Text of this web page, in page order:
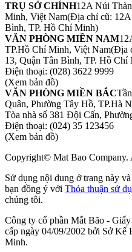
TRỤ SỞ CHÍNH12A Núi
Minh, Việt Nam(Địa chỉ cũ: 12A
Bình, TP. Hồ Chí Minh)
VĂN PHÒNG MIỀN NAM
TP.Hồ Chí Minh, Việt Nam(Địa
13, Quận Tân Bình, TP. Hồ Chí
Điện thoại: (028) 3622 9999
(Xem bản đồ)
VĂN PHÒNG MIỀN BẮC
Quân, Phường Tây Hồ, TP.Hà
Tòa nhà số 381 Đội Cấn,
Điện thoại: (024) 35 123456
(Xem bản đồ)
Copyright© Mat Bao Company.
Sử dụng nội dung ở trang này
bạn đồng ý với Thỏa thuận sử
chúng tôi.
Công ty cổ phần Mắt Bão -
cấp ngày 04/09/2002 bởi Sở
Minh.